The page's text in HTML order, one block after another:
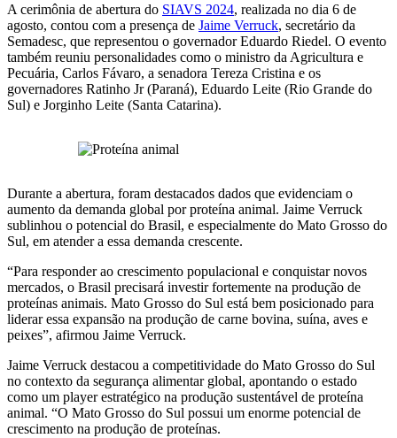
A cerimônia de abertura do SIAVS 2024, realizada no dia 6 de
agosto, contou com a presença de Jaime Verruck, secretário da
Semadesc, que representou o governador Eduardo Riedel. O evento
também reuniu personalidades como o ministro da Agricultura e
Pecuária, Carlos Fávaro, a senadora Tereza Cristina e os
governadores Ratinho Jr (Paraná), Eduardo Leite (Rio Grande do
Sul) e Jorginho Leite (Santa Catarina).
Durante a abertura, foram destacados dados que evidenciam o
aumento da demanda global por proteína animal. Jaime Verruck
sublinhou o potencial do Brasil, e especialmente do Mato Grosso do
Sul, em atender a essa demanda crescente.
“Para responder ao crescimento populacional e conquistar novos
mercados, o Brasil precisará investir fortemente na produção de
proteínas animais. Mato Grosso do Sul está bem posicionado para
liderar essa expansão na produção de carne bovina, suína, aves e
peixes”, afirmou Jaime Verruck.
Jaime Verruck destacou a competitividade do Mato Grosso do Sul
no contexto da segurança alimentar global, apontando o estado
como um player estratégico na produção sustentável de proteína
animal. “O Mato Grosso do Sul possui um enorme potencial de
crescimento na produção de proteínas.